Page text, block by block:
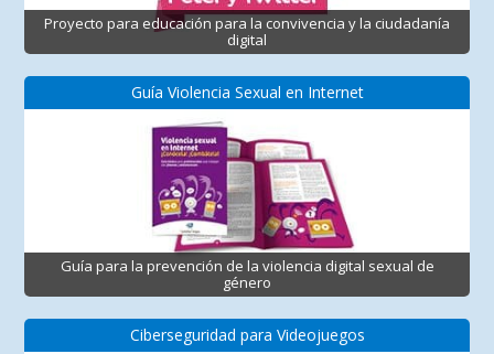
Proyecto para educación para la convivencia y la ciudadanía
digital
Guía Violencia Sexual en Internet
Guía para la prevención de la violencia digital sexual de
género
Ciberseguridad para Videojuegos